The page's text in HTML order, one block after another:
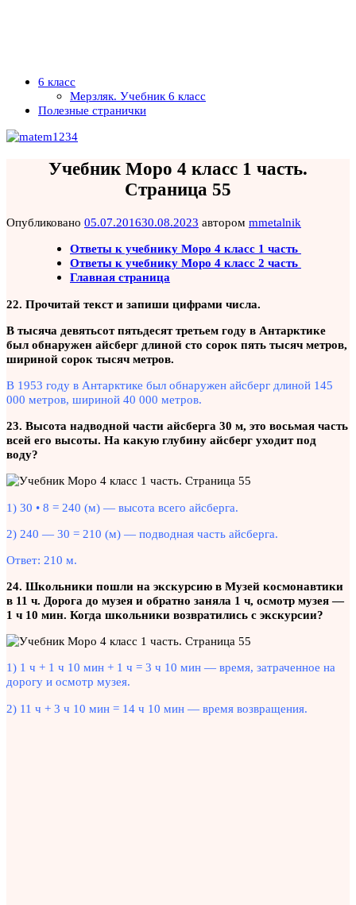
6 класс
Мерзляк. Учебник 6 класс
Полезные странички
Учебник Моро 4 класс 1 часть.
Страница 55
Опубликовано 05.07.201630.08.2023 автором mmetalnik
Ответы к учебнику Моро 4 класс 1 часть
Ответы к учебнику Моро 4 класс 2 часть
Главная страница
22. Прочитай текст и запиши цифрами числа.
В тысяча девятьсот пятьдесят третьем году в Антарктике
был обнаружен айсберг длиной сто сорок пять тысяч метров,
шириной сорок тысяч метров.
В 1953 году в Антарктике был обнаружен айсберг длиной 145
000 метров, шириной 40 000 метров.
23. Высота надводной части айсберга 30 м, это восьмая часть
всей его высоты. На какую глубину айсберг уходит под
воду?
1) 30 • 8 = 240 (м) — высота всего айсберга.
2) 240 — 30 = 210 (м) — подводная часть айсберга.
Ответ: 210 м.
24. Школьники пошли на экскурсию в Музей космонавтики
в 11 ч. Дорога до музея и обратно заняла 1 ч, осмотр музея —
1 ч 10 мин. Когда школьники возвратились с экскурсии?
1) 1 ч + 1 ч 10 мин + 1 ч = 3 ч 10 мин — время, затраченное на
дорогу и осмотр музея.
2) 11 ч + 3 ч 10 мин = 14 ч 10 мин — время возвращения.